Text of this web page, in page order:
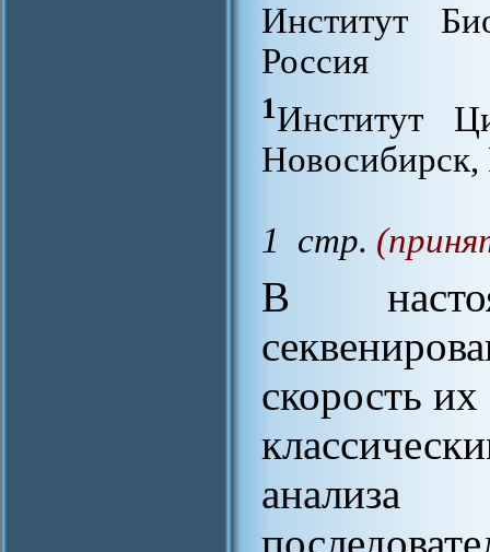
Институт
Россия
1Институт
Новосибирск,
1 стр.
В
скорость